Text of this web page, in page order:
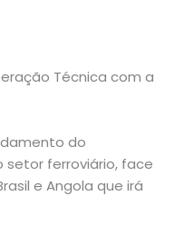
Técnica com a
do
ferroviário, face
e Angola que irá